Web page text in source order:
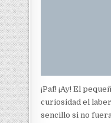
¡Paf! ¡Ay! El
curiosidad el
sencillo si no